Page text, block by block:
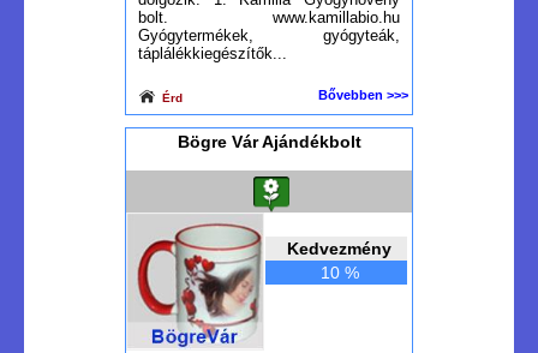
bolt. www.kamillabio.hu
Gyógytermékek, gyógyteák,
táplálékkiegészítők...
Érd Bővebben >>>
Bögre Vár Ajándékbolt
Kedvezmény
10 %